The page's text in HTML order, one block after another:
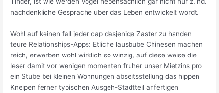
nachdenkliche Gesprache uber das Leben entwickelt wordt.
Wohl auf keinen fall jeder cap dasjenige Zaster zu handen
teure Relationships-Apps: Etliche lausbube Chinesen machen
reich, erwerben wohl wirklich so winzig, auf diese weise die
leser damit vor wenigen momenten fruher unser Mietzins pro
ein Stube bei kleinen Wohnungen abseitsstellung das hippen
Kneipen ferner typischen Ausgeh-Stadtteil anfertigen